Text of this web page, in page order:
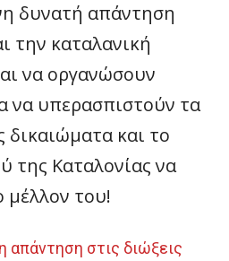
δυνατή απάντηση
την καταλανική
να οργανώσουν
να υπερασπιστούν τα
δικαιώματα και το
της Καταλονίας να
μέλλον του!
απάντηση στις διώξεις